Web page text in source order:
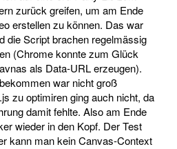
zurück greifen, um am Ende
erstellen zu können. Das war
die Script brachen regelmässig
(Chrome konnte zum Glück
als Data-URL erzeugen).
war nicht groß
zu optimiren ging auch nicht, da
damit fehlte. Also am Ende
wieder in den Kopf. Der Test
kann man kein Canvas-Context